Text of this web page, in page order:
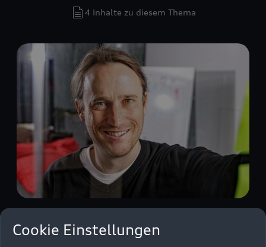
4 Inhalte zu diesem Thema
Meaningful work -
Umweltschutz - Tue Grünes und
Cookie Einstellungen